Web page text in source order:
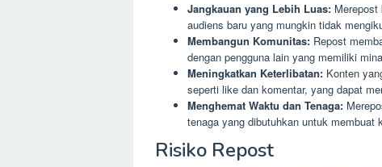
Jangkauan yang Lebih Luas:
audiens baru yang mungkin tidak
Membangun Komunitas: Repost
dengan pengguna lain yang memiliki
Meningkatkan Keterlibatan: Konten
seperti like dan komentar, yang dapat
Menghemat Waktu dan Tenaga:
tenaga yang dibutuhkan untuk membuat
Risiko Repost